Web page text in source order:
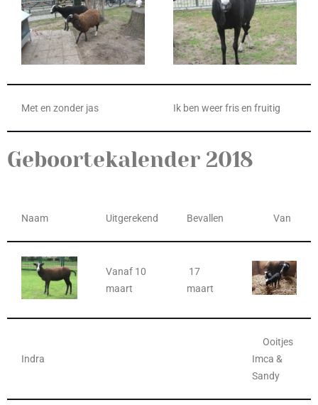
Met en zonder jas Ik ben weer fris en fruitig
Geboortekalender 2018
Naam Uitgerekend Bevallen Van
Vanaf 10
maart
17
maart
Indra
Ooitjes
Imca &
Sandy